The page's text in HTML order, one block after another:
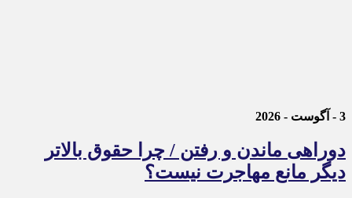
3 - آگوست - 2026
دوراهی ماندن و رفتن / چرا حقوق بالاتر
دیگر مانع مهاجرت نیست؟